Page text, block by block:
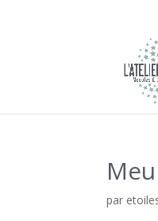
par